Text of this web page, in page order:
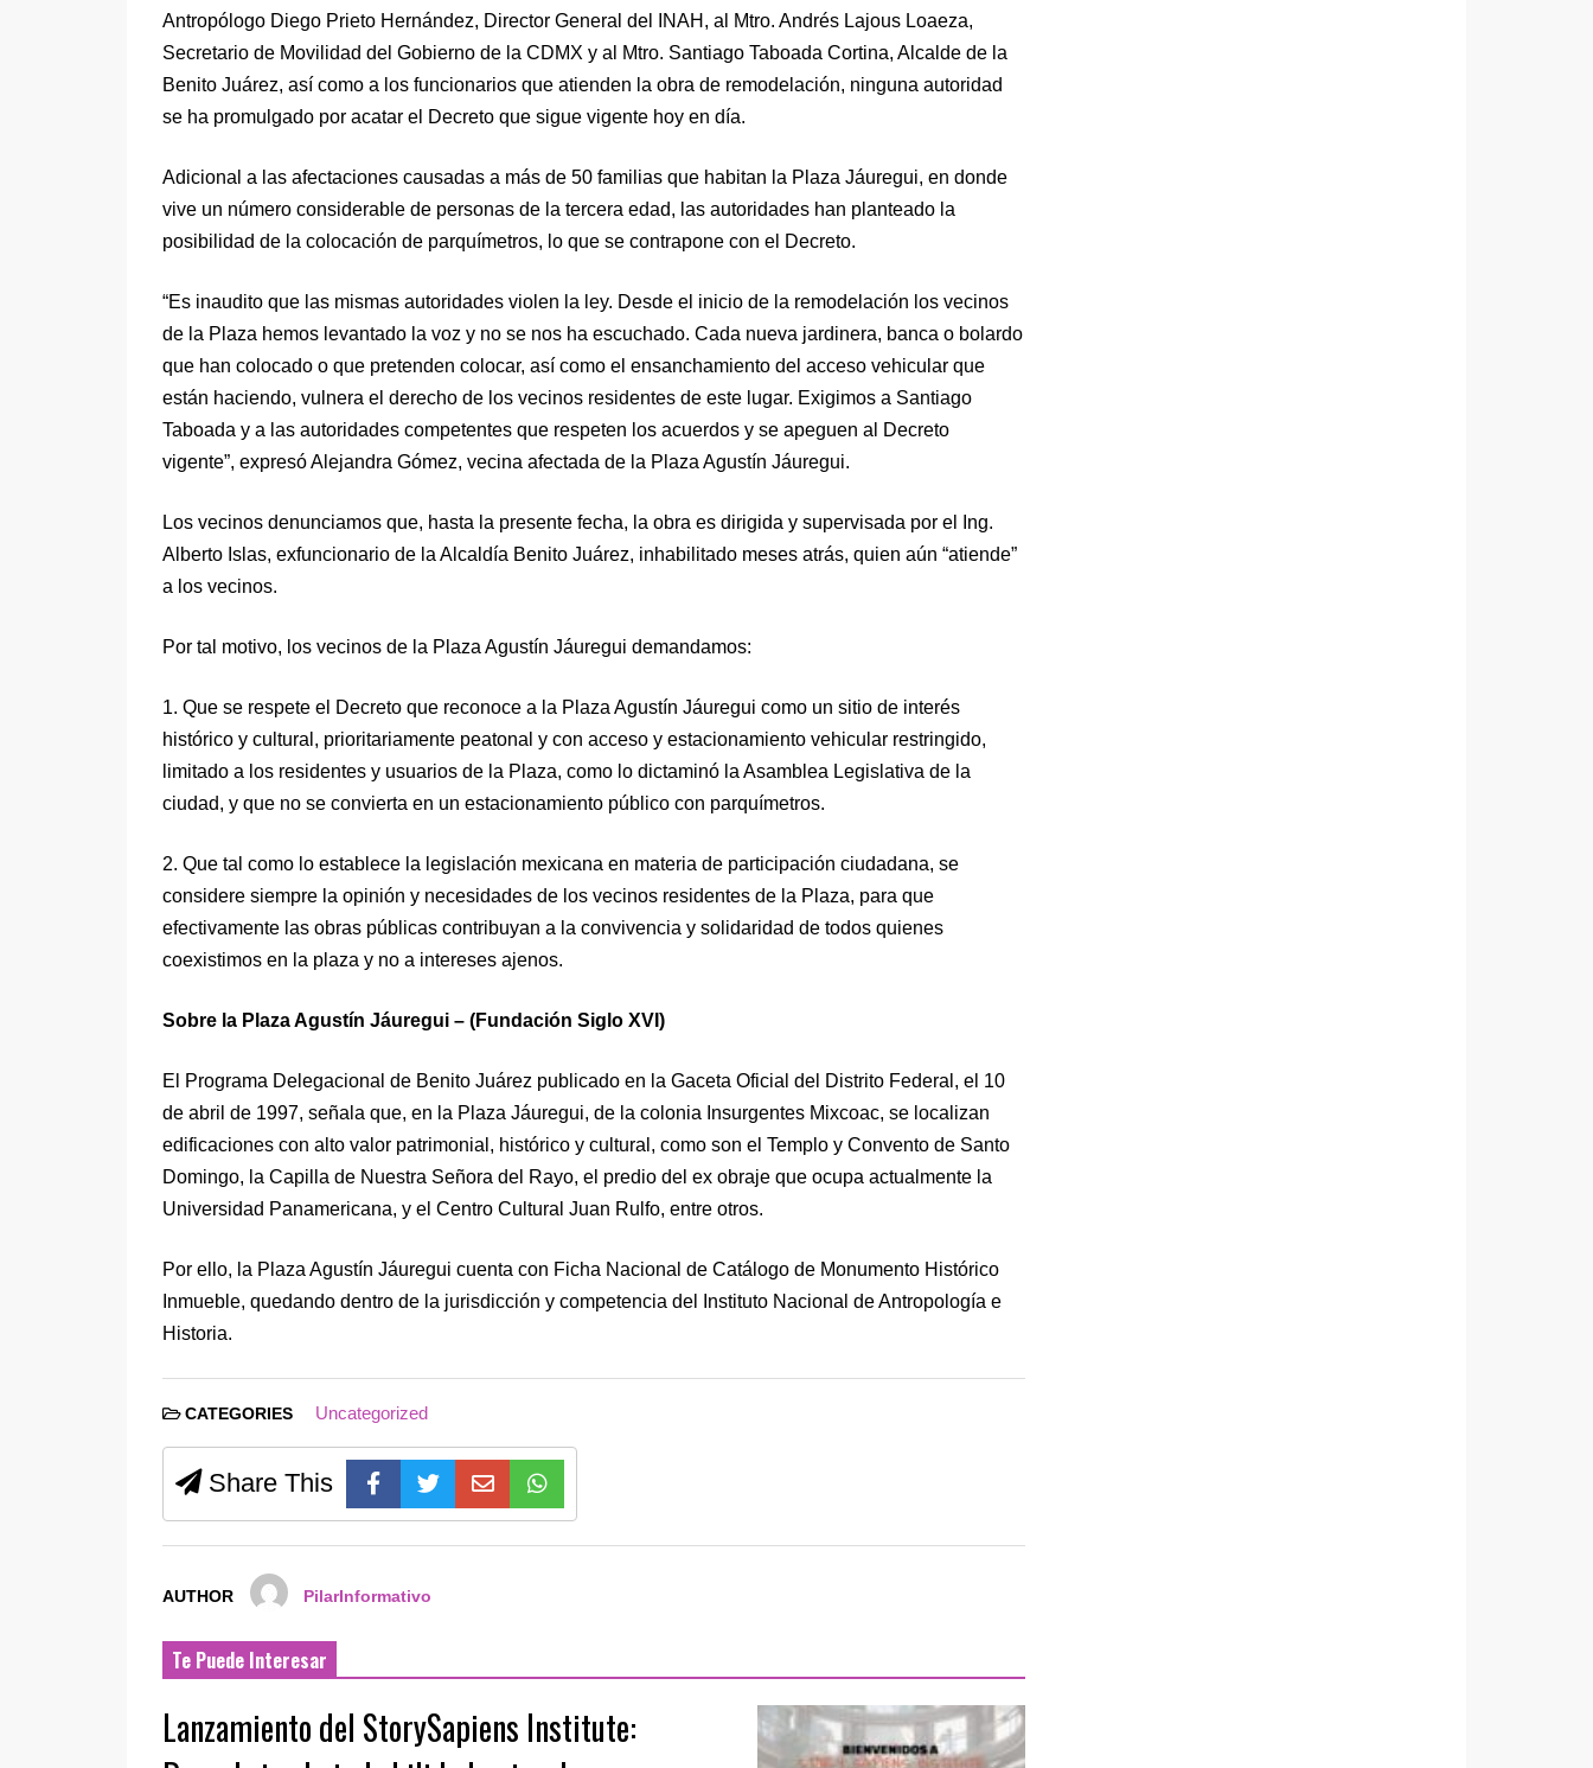
Antropólogo Diego Prieto Hernández, Director General del INAH, al Mtro. Andrés Lajous Loaeza,
Secretario de Movilidad del Gobierno de la CDMX y al Mtro. Santiago Taboada Cortina, Alcalde de la
Benito Juárez, así como a los funcionarios que atienden la obra de remodelación, ninguna autoridad
se ha promulgado por acatar el Decreto que sigue vigente hoy en día.
Adicional a las afectaciones causadas a más de 50 familias que habitan la Plaza Jáuregui, en donde
vive un número considerable de personas de la tercera edad, las autoridades han planteado la
posibilidad de la colocación de parquímetros, lo que se contrapone con el Decreto.
“Es inaudito que las mismas autoridades violen la ley. Desde el inicio de la remodelación los vecinos
de la Plaza hemos levantado la voz y no se nos ha escuchado. Cada nueva jardinera, banca o bolardo
que han colocado o que pretenden colocar, así como el ensanchamiento del acceso vehicular que
están haciendo, vulnera el derecho de los vecinos residentes de este lugar. Exigimos a Santiago
Taboada y a las autoridades competentes que respeten los acuerdos y se apeguen al Decreto
vigente”, expresó Alejandra Gómez, vecina afectada de la Plaza Agustín Jáuregui.
Los vecinos denunciamos que, hasta la presente fecha, la obra es dirigida y supervisada por el Ing.
Alberto Islas, exfuncionario de la Alcaldía Benito Juárez, inhabilitado meses atrás, quien aún “atiende”
a los vecinos.
Por tal motivo, los vecinos de la Plaza Agustín Jáuregui demandamos:
1. Que se respete el Decreto que reconoce a la Plaza Agustín Jáuregui como un sitio de interés
histórico y cultural, prioritariamente peatonal y con acceso y estacionamiento vehicular restringido,
limitado a los residentes y usuarios de la Plaza, como lo dictaminó la Asamblea Legislativa de la
ciudad, y que no se convierta en un estacionamiento público con parquímetros.
2. Que tal como lo establece la legislación mexicana en materia de participación ciudadana, se
considere siempre la opinión y necesidades de los vecinos residentes de la Plaza, para que
efectivamente las obras públicas contribuyan a la convivencia y solidaridad de todos quienes
coexistimos en la plaza y no a intereses ajenos.
Sobre la Plaza Agustín Jáuregui – (Fundación Siglo XVI)
El Programa Delegacional de Benito Juárez publicado en la Gaceta Oficial del Distrito Federal, el 10
de abril de 1997, señala que, en la Plaza Jáuregui, de la colonia Insurgentes Mixcoac, se localizan
edificaciones con alto valor patrimonial, histórico y cultural, como son el Templo y Convento de Santo
Domingo, la Capilla de Nuestra Señora del Rayo, el predio del ex obraje que ocupa actualmente la
Universidad Panamericana, y el Centro Cultural Juan Rulfo, entre otros.
Por ello, la Plaza Agustín Jáuregui cuenta con Ficha Nacional de Catálogo de Monumento Histórico
Inmueble, quedando dentro de la jurisdicción y competencia del Instituto Nacional de Antropología e
Historia.
CATEGORIES Uncategorized
Share This
AUTHOR PilarInformativo
Te Puede Interesar
Lanzamiento del StorySapiens Institute: